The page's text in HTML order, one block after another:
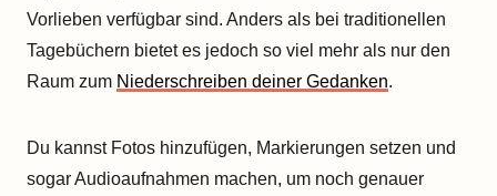
Vorlieben verfügbar sind. Anders als bei traditionellen
Tagebüchern bietet es jedoch so viel mehr als nur den
Raum zum Niederschreiben deiner Gedanken.
Du kannst Fotos hinzufügen, Markierungen setzen und
sogar Audioaufnahmen machen, um noch genauer